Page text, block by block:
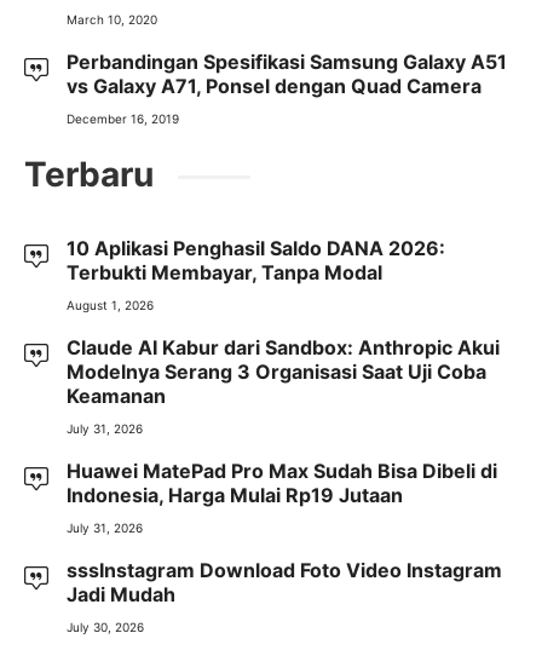
March 10, 2020
Perbandingan Spesifikasi Samsung Galaxy A51
vs Galaxy A71, Ponsel dengan Quad Camera
December 16, 2019
Terbaru
10 Aplikasi Penghasil Saldo DANA 2026:
Terbukti Membayar, Tanpa Modal
August 1, 2026
Claude AI Kabur dari Sandbox: Anthropic Akui
Modelnya Serang 3 Organisasi Saat Uji Coba
Keamanan
July 31, 2026
Huawei MatePad Pro Max Sudah Bisa Dibeli di
Indonesia, Harga Mulai Rp19 Jutaan
July 31, 2026
sssInstagram Download Foto Video Instagram
Jadi Mudah
July 30, 2026